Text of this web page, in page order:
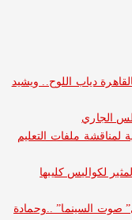
اللوح.. ويشيد
التعليم
كليبها
..وحمادة